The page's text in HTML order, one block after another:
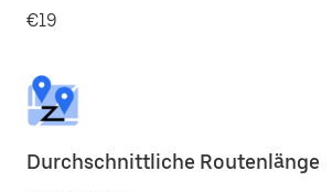
€19
Durchschnittliche Routenlänge